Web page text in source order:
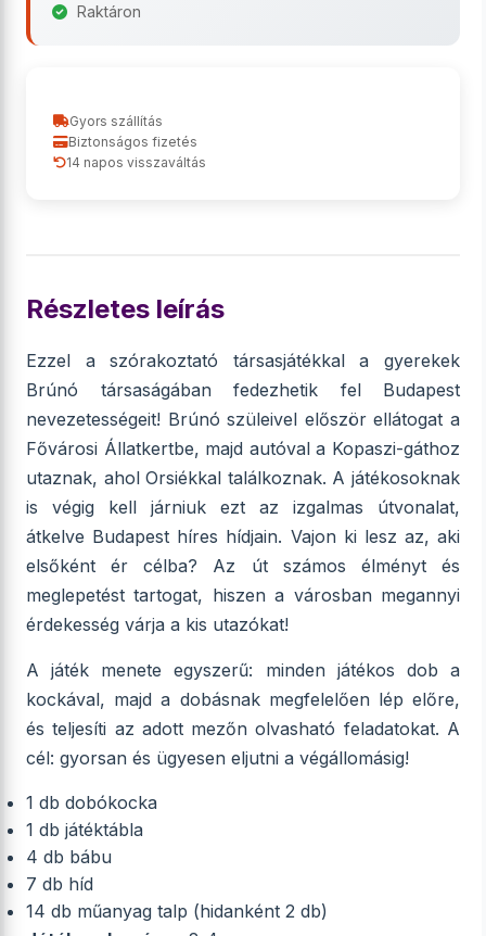
Raktáron
Gyors szállítás
Biztonságos fizetés
14 napos visszaváltás
Részletes leírás
Ezzel a szórakoztató társasjátékkal a gyerekek
Brúnó társaságában fedezhetik fel Budapest
nevezetességeit! Brúnó szüleivel először ellátogat a
Fővárosi Állatkertbe, majd autóval a Kopaszi-gáthoz
utaznak, ahol Orsiékkal találkoznak. A játékosoknak
is végig kell járniuk ezt az izgalmas útvonalat,
átkelve Budapest híres hídjain. Vajon ki lesz az, aki
elsőként ér célba? Az út számos élményt és
meglepetést tartogat, hiszen a városban megannyi
érdekesség várja a kis utazókat!
A játék menete egyszerű: minden játékos dob a
kockával, majd a dobásnak megfelelően lép előre,
és teljesíti az adott mezőn olvasható feladatokat. A
cél: gyorsan és ügyesen eljutni a végállomásig!
1 db dobókocka
1 db játéktábla
4 db bábu
7 db híd
14 db műanyag talp (hidanként 2 db)